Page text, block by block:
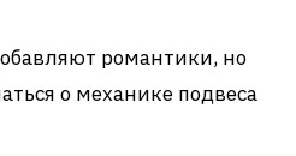
романтики, но
о механике подвеса